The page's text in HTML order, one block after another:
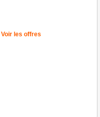
Voir les offres